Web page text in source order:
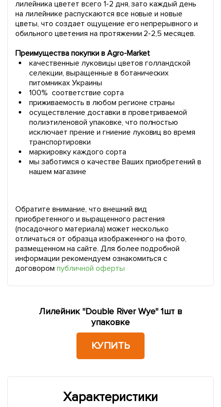
лилейника цветет всего 1-2 дня, зато каждый день
на лилейнике распускаются все новые и новые
цветы, что создает ощущение его непрерывного и
обильного цветения на протяжении 2-2,5 месяцев.
Преимущества покупки в Agro-Market
качественные луковицы цветов голландской
селекции, выращенные в ботанических
питомниках Украины
100% соответствие сорта
приживаемость в любом регионе страны
осуществление доставки в проветриваемой
полиэтиленовой упаковке, что полностью
исключает прение и гниение луковиц во время
транспортировки
маркировку каждого сорта
мы заботимся о качестве Ваших приобретений в
нашем магазине
Обратите внимание, что внешний вид
приобретенного и выращенного растения
(посадочного материала) может несколько
отличаться от образца изображенного на фото,
размещенном на сайте. Для более подробной
информации рекомендуем ознакомиться с
договором публичной оферты
Лилейник "Double River Wye" 1шт в
упаковке
КУПИТЬ
Характеристики